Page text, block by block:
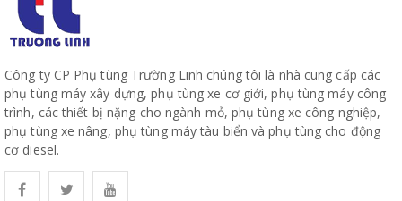
Công ty CP Phụ tùng Trường Linh chúng tôi là nhà cung cấp các
phụ tùng máy xây dựng, phụ tùng xe cơ giới, phụ tùng máy công
trình, các thiết bị nặng cho ngành mỏ, phụ tùng xe công nghiệp,
phụ tùng xe nâng, phụ tùng máy tàu biển và phụ tùng cho động
cơ diesel.